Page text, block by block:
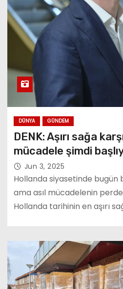
DÜNYA GÜNDEM
DENK: Aşırı sağa
mücadele şimdi
Jun 3, 2025
Hollanda siyasetinde bugün
ama asıl mücadelenin
Hollanda tarihinin en aşırı